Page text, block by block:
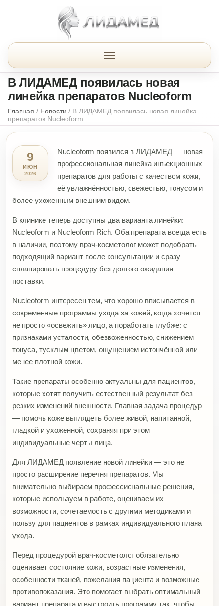
В ЛИДАМЕД появилась новая
линейка препаратов Nucleoform
Главная / Новости / В ЛИДАМЕД появилась новая линейка
препаратов Nucleoform
9
ИЮН
2026
Nucleoform появился в ЛИДАМЕД — новая
профессиональная линейка инъекционных
препаратов для работы с качеством кожи,
её увлажнённостью, свежестью, тонусом и
более ухоженным внешним видом.
В клинике теперь доступны два варианта линейки:
Nucleoform и Nucleoform Rich. Оба препарата всегда есть
в наличии, поэтому врач-косметолог может подобрать
подходящий вариант после консультации и сразу
спланировать процедуру без долгого ожидания
поставки.
Nucleoform интересен тем, что хорошо вписывается в
современные программы ухода за кожей, когда хочется
не просто «освежить» лицо, а поработать глубже: с
признаками усталости, обезвоженностью, снижением
тонуса, тусклым цветом, ощущением истончённой или
менее плотной кожи.
Такие препараты особенно актуальны для пациентов,
которые хотят получить естественный результат без
резких изменений внешности. Главная задача процедур
— помочь коже выглядеть более живой, напитанной,
гладкой и ухоженной, сохраняя при этом
индивидуальные черты лица.
Для ЛИДАМЕД появление новой линейки — это не
просто расширение перечня препаратов. Мы
внимательно выбираем профессиональные решения,
которые используем в работе, оцениваем их
возможности, сочетаемость с другими методиками и
пользу для пациентов в рамках индивидуального плана
ухода.
Перед процедурой врач-косметолог обязательно
оценивает состояние кожи, возрастные изменения,
особенности тканей, пожелания пациента и возможные
противопоказания. Это помогает выбрать оптимальный
вариант препарата и выстроить программу так, чтобы